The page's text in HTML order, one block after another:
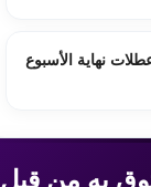
نهاية الأسبوع
به من قبل